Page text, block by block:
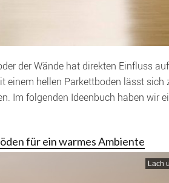
der Wände hat direkten Einfluss
einem hellen Parkettboden lässt sich
Im folgenden Ideenbuch haben wir
für ein warmes Ambiente